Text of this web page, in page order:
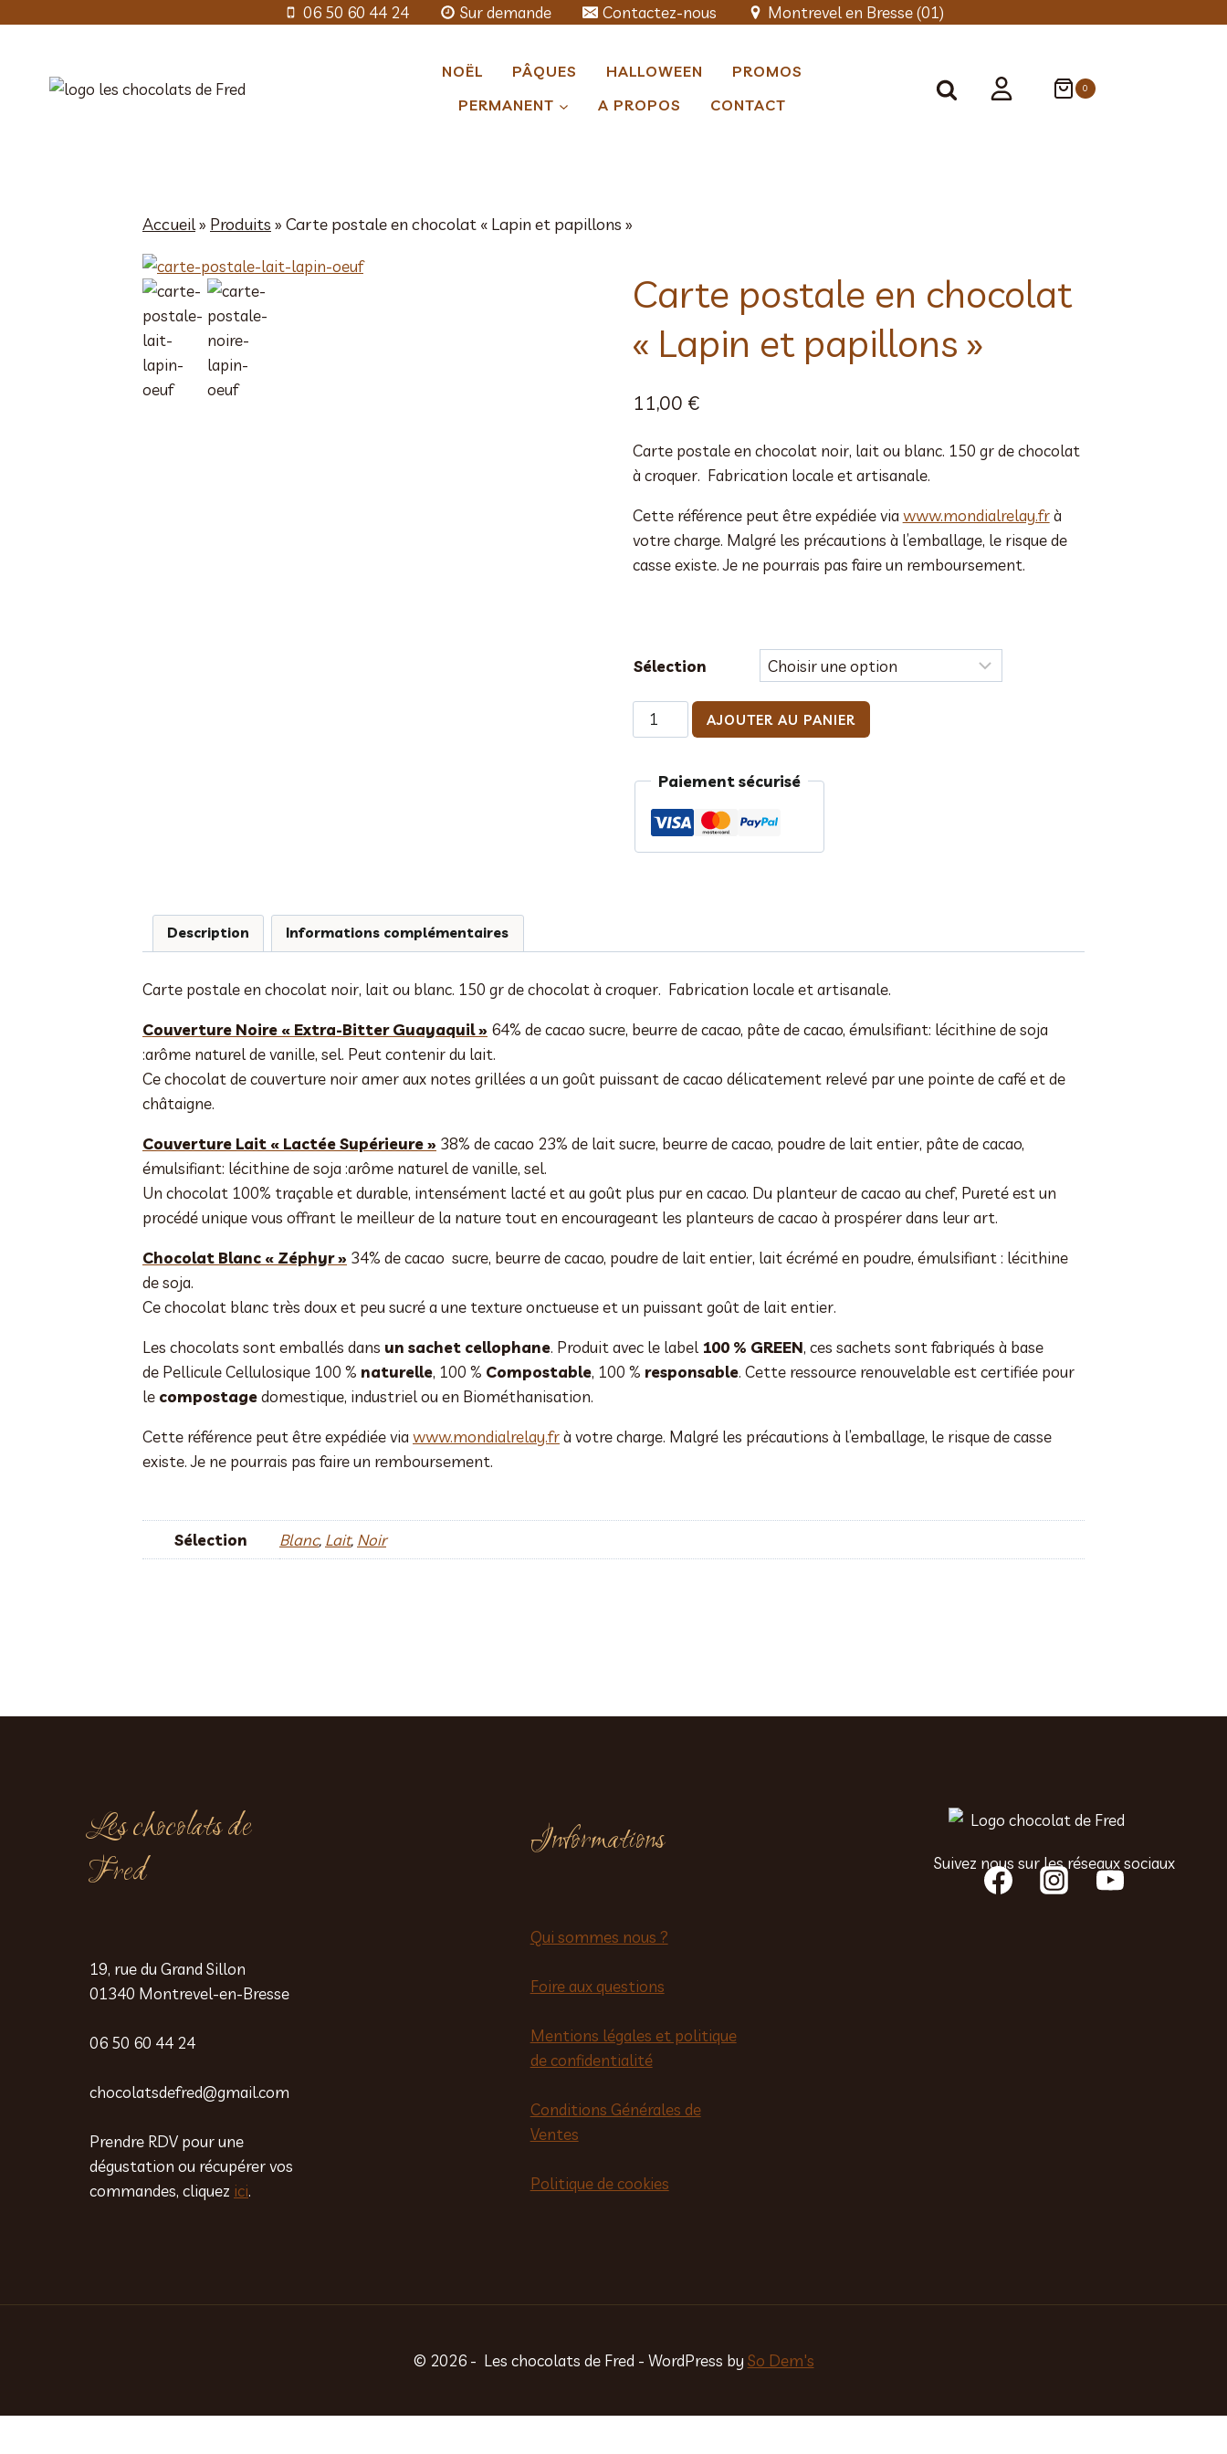
06 50 60 44 24 Sur demande Contactez-nous Montrevel en Bresse (01)
NOËL PÂQUES HALLOWEEN
PROMOS
PERMANENT
A PROPOS CONTACT
0
Accueil» Produits » Carte postale en chocolat « Lapin et papillons »
Carte postale en chocolat
« Lapin et papillons »
11,00 €
Carte postale en chocolat noir, lait ou blanc. 150 gr de chocolat
à croquer. Fabrication locale et artisanale.
Cette référence peut être expédiée via www.mondialrelay.frà
votre charge. Malgré les précautions à l’emballage, le risque de
casse existe. Je ne pourrais pas faire un remboursement.
Sélection
quantité
de
postale
chocolat
AJOUTER AU PANIER
Paiement sécurisé
Description Informations complémentaires
Carte postale en chocolat noir, lait ou blanc. 150 gr de chocolat à croquer. Fabrication locale et artisanale.
Couverture Noire « Extra-Bitter Guayaquil » 64% de cacao sucre, beurre de cacao, pâte de cacao, émulsifiant: lécithine de soja
:arôme naturel de vanille, sel. Peut contenir du lait.
Ce chocolat de couverture noir amer aux notes grillées a un goût puissant de cacao délicatement relevé par une pointe de café et de
châtaigne.
Couverture Lait « Lactée Supérieure » 38% de cacao 23% de lait sucre, beurre de cacao, poudre de lait entier, pâte de cacao,
émulsifiant: lécithine de soja :arôme naturel de vanille, sel.
Un chocolat 100% traçable et durable, intensément lacté et au goût plus pur en cacao. Du planteur de cacao au chef, Pureté est un
procédé unique vous offrant le meilleur de la nature tout en encourageant les planteurs de cacao à prospérer dans leur art.
Chocolat Blanc « Zéphyr » 34% de cacao sucre, beurre de cacao, poudre de lait entier, lait écrémé en poudre, émulsifiant : lécithine
de soja.
Ce chocolat blanc très doux et peu sucré a une texture onctueuse et un puissant goût de lait entier.
Les chocolats sont emballés dans un sachet cellophane. Produit avec le label 100 % GREEN, ces sachets sont fabriqués à base
de Pellicule Cellulosique 100 % naturelle, 100 % Compostable, 100 % responsable. Cette ressource renouvelable est certifiée pour
le compostagedomestique, industriel ou en Biométhanisation.
Cette référence peut être expédiée via www.mondialrelay.frà votre charge. Malgré les précautions à l’emballage, le risque de casse
existe. Je ne pourrais pas faire un remboursement.
Sélection Blanc, Lait, Noir
Les chocolats de
Fred
19, rue du Grand Sillon
01340 Montrevel-en-Bresse
06 50 60 44 24
chocolatsdefred@gmail.com
Prendre RDV pour une
dégustation ou récupérer vos
commandes, cliquez ici.
Informations
Qui sommes nous ?
Foire aux questions
Mentions légales et politique
de confidentialité
Conditions Générales de
Ventes
Politique de cookies
Suivez nous sur les réseaux sociaux
© 2026 - Les chocolats de Fred - WordPress by So Dem's